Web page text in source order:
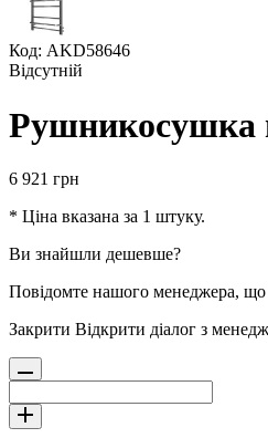
Код: AKD58646
Відсутній
Рушникосушка
6 921 грн
* Ціна вказана за 1 штуку.
Ви знайшли дешевше?
Повідомте нашого менеджера,
Закрити Відкрити діалог з